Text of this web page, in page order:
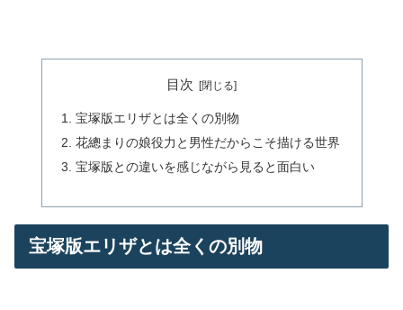
目次
宝塚版エリザとは全くの別物
花總まりの娘役力と男性だからこそ描ける世界
宝塚版との違いを感じながら見ると面白い
宝塚版エリザとは全くの別物